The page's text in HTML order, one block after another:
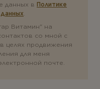
данных в Политике
.
Витамин" на
со мной с
целях продвижения
для меня
почте.